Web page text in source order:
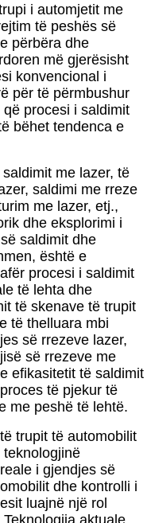
i automjetit me
të peshës së
përbëra dhe
më gjerësisht
konvencional i
për të përmbushur
procesi i saldimit
bëhet tendenca e
me lazer, të
saldimi me rreze
me lazer, etj.,
dhe eksplorimi i
saldimit dhe
është e
procesi i saldimit
të lehta dhe
të skenave të trupit
të thelluara mbi
së rrezeve lazer,
së rrezeve me
efikasitetit të saldimit
të pjekur të
me peshë të lehtë.
trupit të automobilit
i gjendjes së
dhe kontrolli i
luajnë një rol
aktuale